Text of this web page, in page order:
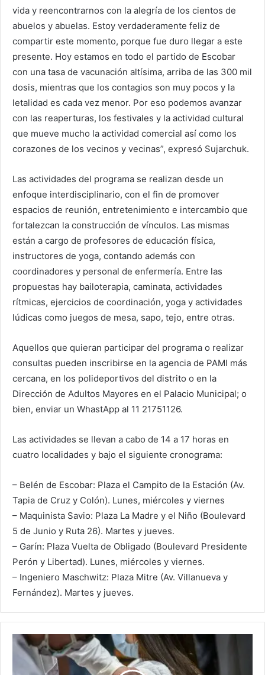
vida y reencontrarnos con la alegría de los cientos de
abuelos y abuelas. Estoy verdaderamente feliz de
compartir este momento, porque fue duro llegar a este
presente. Hoy estamos en todo el partido de Escobar
con una tasa de vacunación altísima, arriba de las 300 mil
dosis, mientras que los contagios son muy pocos y la
letalidad es cada vez menor. Por eso podemos avanzar
con las reaperturas, los festivales y la actividad cultural
que mueve mucho la actividad comercial así como los
corazones de los vecinos y vecinas”, expresó Sujarchuk.
Las actividades del programa se realizan desde un
enfoque interdisciplinario, con el fin de promover
espacios de reunión, entretenimiento e intercambio que
fortalezcan la construcción de vínculos. Las mismas
están a cargo de profesores de educación física,
instructores de yoga, contando además con
coordinadores y personal de enfermería. Entre las
propuestas hay bailoterapia, caminata, actividades
rítmicas, ejercicios de coordinación, yoga y actividades
lúdicas como juegos de mesa, sapo, tejo, entre otras.
Aquellos que quieran participar del programa o realizar
consultas pueden inscribirse en la agencia de PAMI más
cercana, en los polideportivos del distrito o en la
Dirección de Adultos Mayores en el Palacio Municipal; o
bien, enviar un WhastApp al 11 21751126.
Las actividades se llevan a cabo de 14 a 17 horas en
cuatro localidades y bajo el siguiente cronograma:
– Belén de Escobar: Plaza el Campito de la Estación (Av.
Tapia de Cruz y Colón). Lunes, miércoles y viernes
– Maquinista Savio: Plaza La Madre y el Niño (Boulevard
5 de Junio y Ruta 26). Martes y jueves.
– Garín: Plaza Vuelta de Obligado (Boulevard Presidente
Perón y Libertad). Lunes, miércoles y viernes.
– Ingeniero Maschwitz: Plaza Mitre (Av. Villanueva y
Fernández). Martes y jueves.